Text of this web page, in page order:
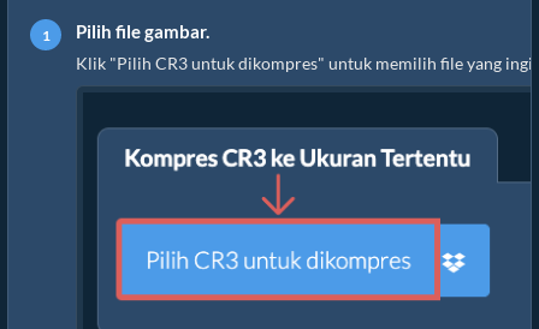
Pilih file gambar.
Klik "Pilih CR3 untuk dikompres" untuk memilih file yang